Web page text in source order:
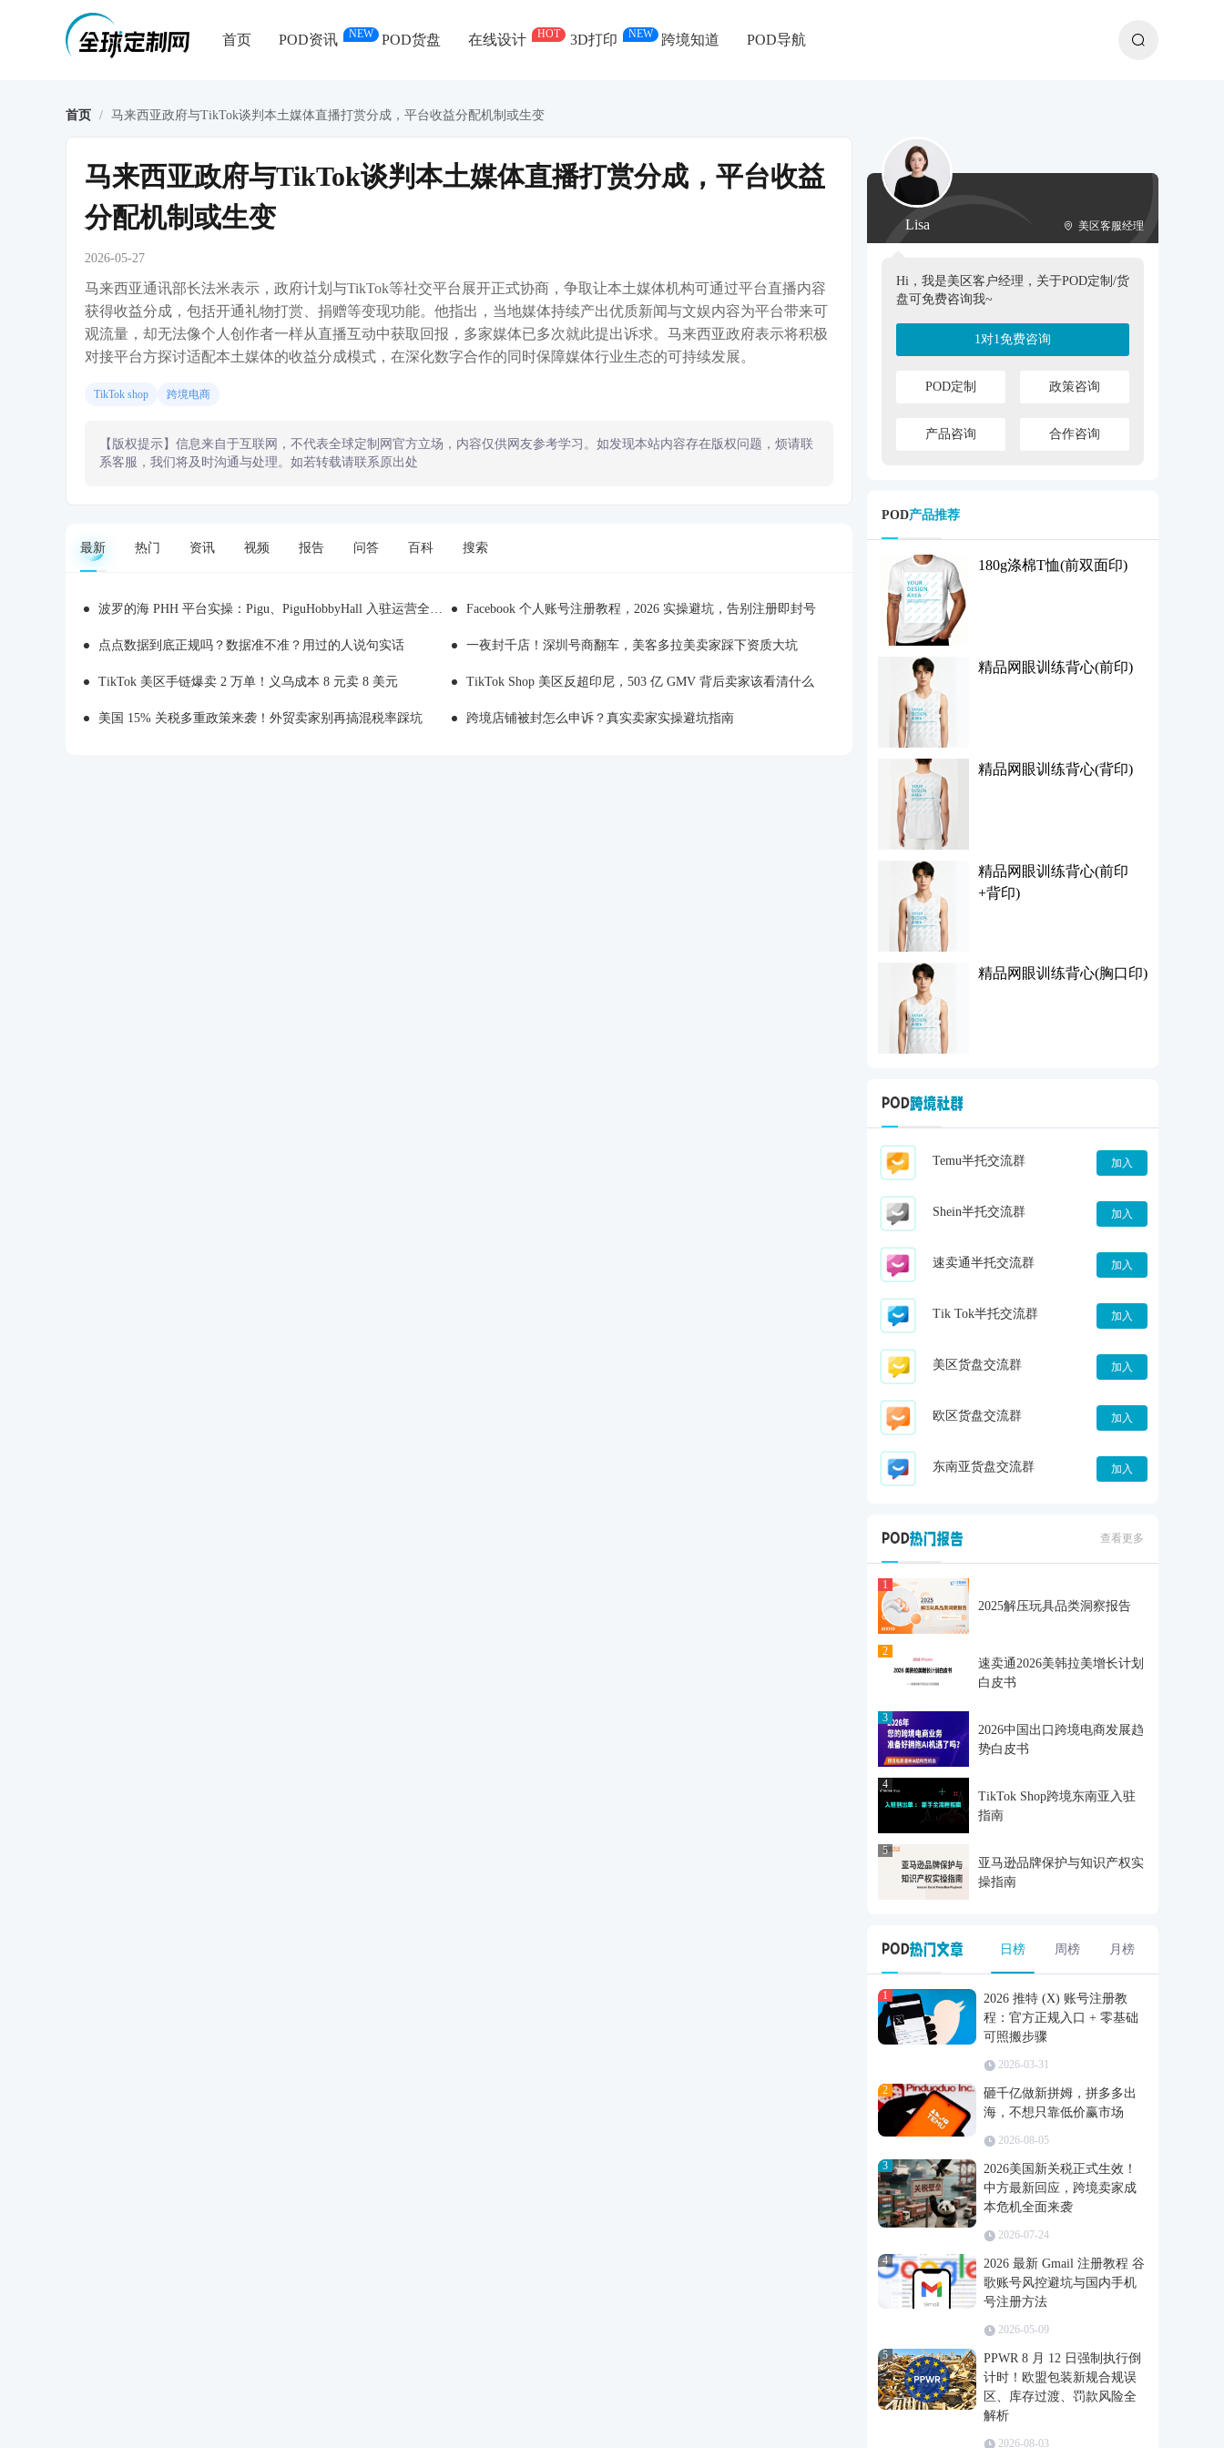
首页 POD资讯 NEW POD货盘 在线设计 HOT 3D打印 NEW 跨境知道 POD导航
首页 / 马来西亚政府与TikTok谈判本土媒体直播打赏分成，平台收益分配机制或生变
马来西亚政府与TikTok谈判本土媒体直播打赏分成，平台收益
分配机制或生变
2026-05-27
马来西亚通讯部长法米表示，政府计划与TikTok等社交平台展开正式协商，争取让本土媒体机构可通过平台直播内容
获得收益分成，包括开通礼物打赏、捐赠等变现功能。他指出，当地媒体持续产出优质新闻与文娱内容为平台带来可
观流量，却无法像个人创作者一样从直播互动中获取回报，多家媒体已多次就此提出诉求。马来西亚政府表示将积极
对接平台方探讨适配本土媒体的收益分成模式，在深化数字合作的同时保障媒体行业生态的可持续发展。
TikTok shop 跨境电商
【版权提示】信息来自于互联网，不代表全球定制网官方立场，内容仅供网友参考学习。如发现本站内容存在版权问题，烦请联
系客服，我们将及时沟通与处理。如若转载请联系原出处
最新 热门 资讯 视频 报告 问答 百科 搜索
波罗的海 PHH 平台实操：Pigu、PiguHobbyHall 入驻运营全解析 Facebook 个人账号注册教程，2026 实操避坑，告别注册即封号
点点数据到底正规吗？数据准不准？用过的人说句实话 一夜封千店！深圳号商翻车，美客多拉美卖家踩下资质大坑
TikTok 美区手链爆卖 2 万单！义乌成本 8 元卖 8 美元 TikTok Shop 美区反超印尼，503 亿 GMV 背后卖家该看清什么
美国 15% 关税多重政策来袭！外贸卖家别再搞混税率踩坑 跨境店铺被封怎么申诉？真实卖家实操避坑指南
Lisa 美区客服经理
Hi，我是美区客户经理，关于POD定制/货
盘可免费咨询我~
1对1免费咨询
POD定制 政策咨询
产品咨询 合作咨询
POD产品推荐
180g涤棉T恤(前双面印)
精品网眼训练背心(前印)
精品网眼训练背心(背印)
精品网眼训练背心(前印
+背印)
精品网眼训练背心(胸口印)
Temu半托交流群 加入
Shein半托交流群 加入
速卖通半托交流群 加入
Tik Tok半托交流群 加入
美区货盘交流群 加入
欧区货盘交流群 加入
东南亚货盘交流群 加入
查看更多
1
2025解压玩具品类洞察报告
2
速卖通2026美韩拉美增长计划
白皮书
3
2026中国出口跨境电商发展趋
势白皮书
4
TikTok Shop跨境东南亚入驻
指南
5
亚马逊品牌保护与知识产权实
操指南
日榜 周榜 月榜
1
2026 推特 (X) 账号注册教
程：官方正规入口 + 零基础
可照搬步骤
2026-03-31
2
砸千亿做新拼姆，拼多多出
海，不想只靠低价赢市场
2026-08-05
3
2026美国新关税正式生效！
中方最新回应，跨境卖家成
本危机全面来袭
2026-07-24
4
2026 最新 Gmail 注册教程 谷
歌账号风控避坑与国内手机
号注册方法
2026-05-09
5
PPWR 8 月 12 日强制执行倒
计时！欧盟包装新规合规误
区、库存过渡、罚款风险全
解析
2026-08-03